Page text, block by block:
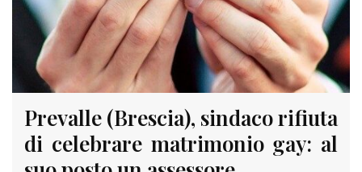
Prevalle (Brescia), sindaco rifiuta
di celebrare matrimonio gay: al